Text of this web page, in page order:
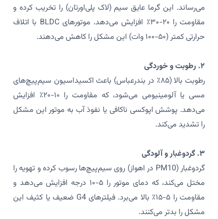
می‌رساند. این گرما عایق سیم (لاک پلی‌اورتان) را تخریب کرده و
مقاومت را ۲۰-۳۰٪ افزایش می‌دهد. موتورهای BLDC با اتلاف
حرارتی کمتر (۵۰-۱۰۰ وات) این مشکل را کاهش می‌دهند.
۲. رطوبت و خوردگی
رطوبت بالا (۸۵٪ در بندرعباس) باعث اکسیداسیون سیم‌پیچ‌های
مسی یا آلومینیومی می‌شود، که مقاومت را ۱۰-۲۰٪ افزایش
می‌دهد. پوشش اپوکسی ناکافی یا نفوذ آب به موتور این مشکل
را تشدید می‌کند.
۳. گردوغبار و آلودگی
گردوغبار (PM10 در اهواز) روی سیم‌پیچ‌ها رسوب کرده و تهویه را
مختل می‌کند، که دمای موتور را ۵-۱۰ درجه افزایش می‌دهد و
مقاومت را ۵-۱۵٪ بالا می‌برد. فیلترهای G4 ضعیف یا کثیف این
مشکل را بدتر می‌کنند.